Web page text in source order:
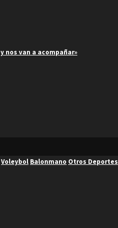
nos van a acompañar»
Voleybol Balonmano Otros Deportes